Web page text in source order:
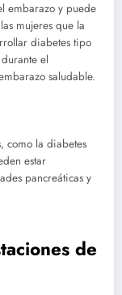
embarazo y puede
mujeres que la
diabetes tipo
el
saludable.
como la diabetes
estar
pancreáticas y
de